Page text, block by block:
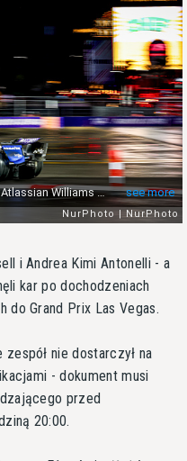
i Andrea Kimi Antonelli - a
kar po dochodzeniach
do Grand Prix Las Vegas.
nie dostarczył na
- dokument musi
przed
20:00.